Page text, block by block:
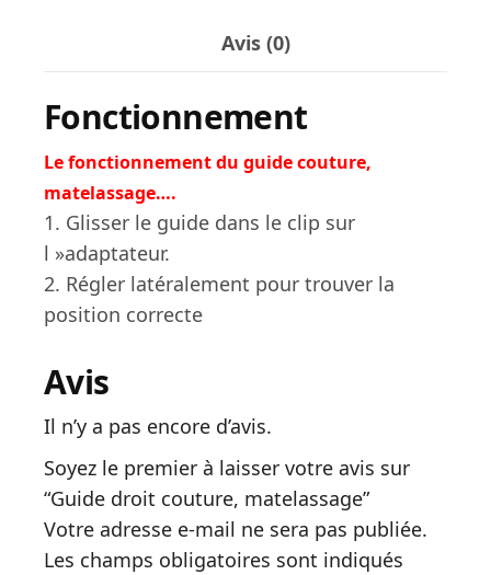
Avis (0)
Fonctionnement
Le fonctionnement du guide couture,
matelassage….
1. Glisser le guide dans le clip sur
l »adaptateur.
2. Régler latéralement pour trouver la
position correcte
Avis
Il n’y a pas encore d’avis.
Soyez le premier à laisser votre avis sur
“Guide droit couture, matelassage”
Votre adresse e-mail ne sera pas publiée.
Les champs obligatoires sont indiqués